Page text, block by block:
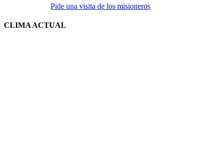
Pide una visita de los misioneros
CLIMA ACTUAL